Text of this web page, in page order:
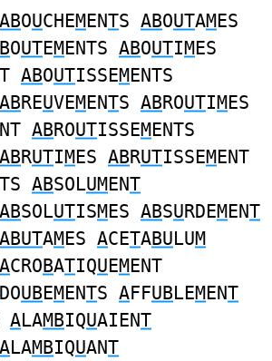
ABOUCHEMENTS ABOUTAMES
OUTEMENTS ABOUTIMES
ABOUTISSEMENTS
ABREUVEMENTS ABROUTIMES
ABROUTISSEMENTS
ABRUTIMES ABRUTISSEMENT
ABSOLUMENT
ABSOLUTISMES ABSURDEMENT
ABUTAMES ACETABULUM
ACROBATIQUEMENT
DOUBEMENTS AFFUBLEMENT
ALAMBIQUAIENT
ALAMBIQUANT